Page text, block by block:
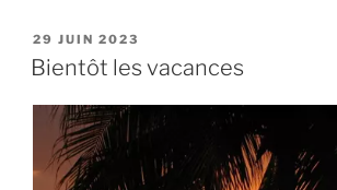
PUBLIÉ
LE
29 JUIN 2023
Bientôt les vacances